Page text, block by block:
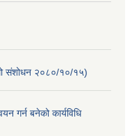
संशोधन २०८०/१०/१५)
गर्न बनेको कार्यविधि